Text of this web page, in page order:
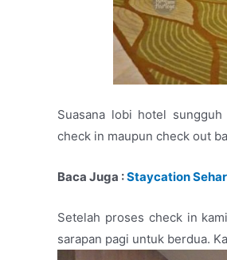
Suasana lobi hotel
check in maupun check out
Baca Juga :Staycation
Setelah proses check in
sarapan pagi untuk berdua.